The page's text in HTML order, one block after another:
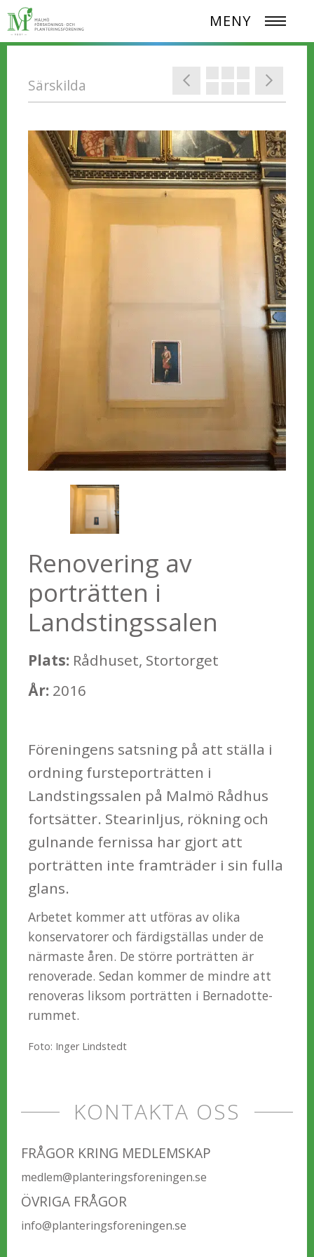
MENY
Särskilda
Renovering av
porträtten i
Landstingssalen
Plats: Rådhuset, Stortorget
År: 2016
Föreningens satsning på att ställa i
ordning fursteporträtten i
Landstingssalen på Malmö Rådhus
fortsätter. Stearinljus, rökning och
gulnande fernissa har gjort att
porträtten inte framträder i sin fulla
glans.
Arbetet kommer att utföras av olika
konservatorer och färdigställas under de
närmaste åren. De större porträtten är
renoverade. Sedan kommer de mindre att
renoveras liksom porträtten i Bernadotte-
rummet.
Foto: Inger Lindstedt
KONTAKTA OSS
FRÅGOR KRING MEDLEMSKAP
medlem@planteringsforeningen.se
ÖVRIGA FRÅGOR
info@planteringsforeningen.se